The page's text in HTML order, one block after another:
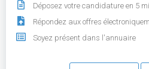
Déposez votre candidature en 5
Répondez aux offres
Soyez présent dans l'annuaire